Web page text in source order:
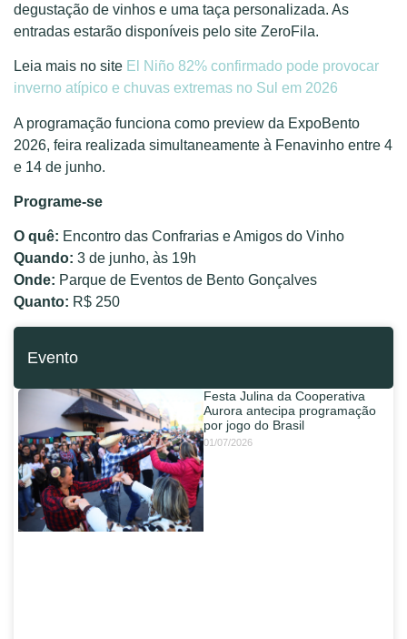
degustação de vinhos e uma taça personalizada. As
entradas estarão disponíveis pelo site ZeroFila.
Leia mais no site El Niño 82% confirmado pode provocar
inverno atípico e chuvas extremas no Sul em 2026
A programação funciona como preview da ExpoBento
2026, feira realizada simultaneamente à Fenavinho entre 4
e 14 de junho.
Programe-se
O quê: Encontro das Confrarias e Amigos do Vinho
Quando: 3 de junho, às 19h
Onde: Parque de Eventos de Bento Gonçalves
Quanto: R$ 250
Evento
Festa Julina da Cooperativa
Aurora antecipa programação
por jogo do Brasil
01/07/2026